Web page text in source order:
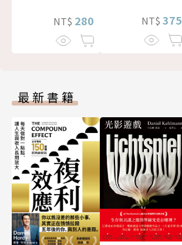
NT$ 280 NT$ 375
最新書籍